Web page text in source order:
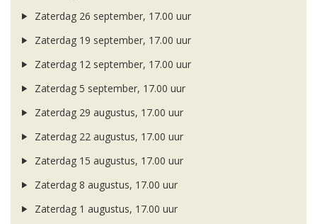
Zaterdag 26 september, 17.00 uur
Zaterdag 19 september, 17.00 uur
Zaterdag 12 september, 17.00 uur
Zaterdag 5 september, 17.00 uur
Zaterdag 29 augustus, 17.00 uur
Zaterdag 22 augustus, 17.00 uur
Zaterdag 15 augustus, 17.00 uur
Zaterdag 8 augustus, 17.00 uur
Zaterdag 1 augustus, 17.00 uur